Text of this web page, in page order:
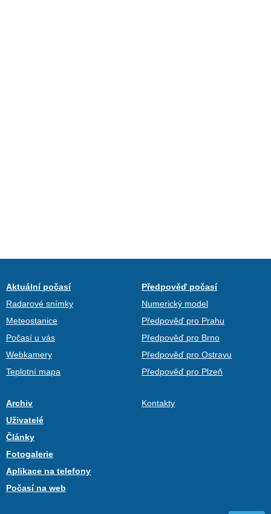
Aktuální počasí
Radarové snímky
Meteostanice
Počasí u vás
Webkamery
Teplotní mapa
Předpověď počasí
Numerický model
Předpověď pro Prahu
Předpověď pro Brno
Předpověď pro Ostravu
Předpověď pro Plzeň
Archiv
Uživatelé
Články
Fotogalerie
Aplikace na telefony
Počasí na web
Kontakty